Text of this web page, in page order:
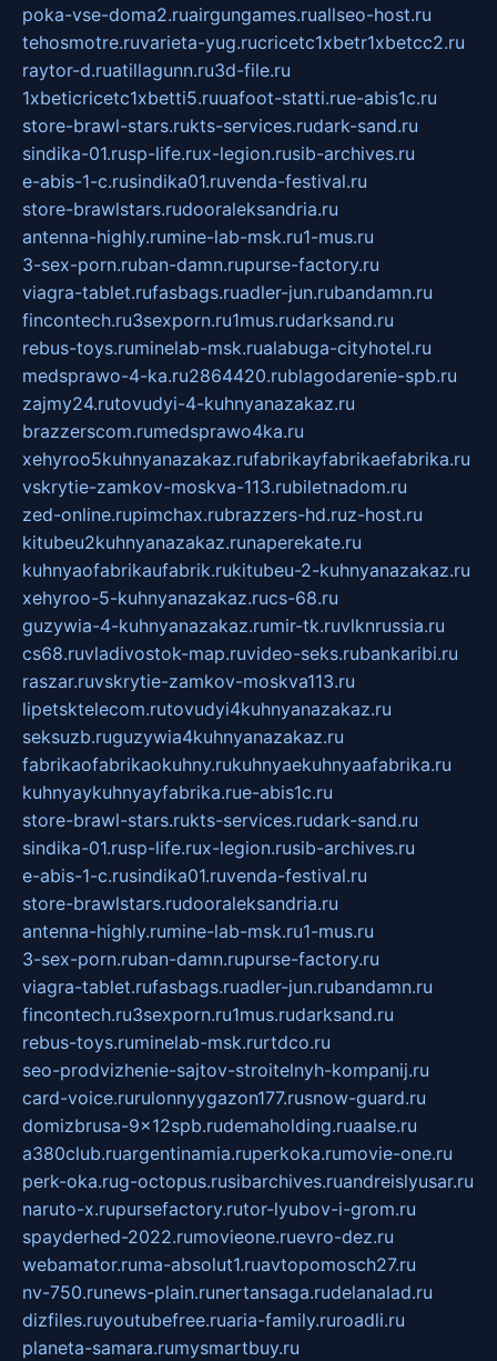
poka-vse-doma2.ruairgungames.ruallseo-host.ru
tehosmotre.ruvarieta-yug.rucricetc1xbetr1xbetcc2.ru
raytor-d.ruatillagunn.ru3d-file.ru
1xbeticricetc1xbetti5.ruuafoot-statti.rue-abis1c.ru
store-brawl-stars.rukts-services.rudark-sand.ru
sindika-01.rusp-life.rux-legion.rusib-archives.ru
e-abis-1-c.rusindika01.ruvenda-festival.ru
store-brawlstars.rudooraleksandria.ru
antenna-highly.rumine-lab-msk.ru1-mus.ru
3-sex-porn.ruban-damn.rupurse-factory.ru
viagra-tablet.rufasbags.ruadler-jun.rubandamn.ru
fincontech.ru3sexporn.ru1mus.rudarksand.ru
rebus-toys.ruminelab-msk.rualabuga-cityhotel.ru
medsprawo-4-ka.ru2864420.rublagodarenie-spb.ru
zajmy24.rutovudyi-4-kuhnyanazakaz.ru
brazzerscom.rumedsprawo4ka.ru
xehyroo5kuhnyanazakaz.rufabrikayfabrikaefabrika.ru
vskrytie-zamkov-moskva-113.rubiletnadom.ru
zed-online.rupimchax.rubrazzers-hd.ruz-host.ru
kitubeu2kuhnyanazakaz.runaperekate.ru
kuhnyaofabrikaufabrik.rukitubeu-2-kuhnyanazakaz.ru
xehyroo-5-kuhnyanazakaz.rucs-68.ru
guzywia-4-kuhnyanazakaz.rumir-tk.ruvlknrussia.ru
cs68.ruvladivostok-map.ruvideo-seks.rubankaribi.ru
raszar.ruvskrytie-zamkov-moskva113.ru
lipetsktelecom.rutovudyi4kuhnyanazakaz.ru
seksuzb.ruguzywia4kuhnyanazakaz.ru
fabrikaofabrikaokuhny.rukuhnyaekuhnyaafabrika.ru
kuhnyaykuhnyayfabrika.rue-abis1c.ru
store-brawl-stars.rukts-services.rudark-sand.ru
sindika-01.rusp-life.rux-legion.rusib-archives.ru
e-abis-1-c.rusindika01.ruvenda-festival.ru
store-brawlstars.rudooraleksandria.ru
antenna-highly.rumine-lab-msk.ru1-mus.ru
3-sex-porn.ruban-damn.rupurse-factory.ru
viagra-tablet.rufasbags.ruadler-jun.rubandamn.ru
fincontech.ru3sexporn.ru1mus.rudarksand.ru
rebus-toys.ruminelab-msk.rurtdco.ru
seo-prodvizhenie-sajtov-stroitelnyh-kompanij.ru
card-voice.rurulonnyygazon177.rusnow-guard.ru
domizbrusa-9x12spb.rudemaholding.ruaalse.ru
a380club.ruargentinamia.ruperkoka.rumovie-one.ru
perk-oka.rug-octopus.rusibarchives.ruandreislyusar.ru
naruto-x.rupursefactory.rutor-lyubov-i-grom.ru
spayderhed-2022.rumovieone.ruevro-dez.ru
webamator.ruma-absolut1.ruavtopomosch27.ru
nv-750.runews-plain.runertansaga.rudelanalad.ru
dizfiles.ruyoutubefree.ruaria-family.ruroadli.ru
planeta-samara.rumysmartbuy.ru